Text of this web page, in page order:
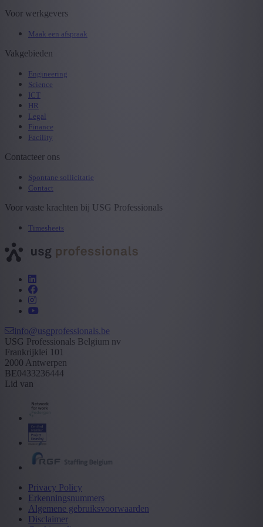
Voor werkgevers
Maak een afspraak
Vakgebieden
Engineering
Science
ICT
HR
Legal
Finance
Facility
Contacteer ons
Spontane sollicitatie
Contact
Voor vaste krachten bij USG Professionals
Timesheets
info@usgprofessionals.be
USG Professionals Belgium nv
Frankrijklei 101
2000 Antwerpen
BE0433236444
Lid van
Privacy Policy
Erkenningsnummers
Algemene gebruiksvoorwaarden
Disclaimer